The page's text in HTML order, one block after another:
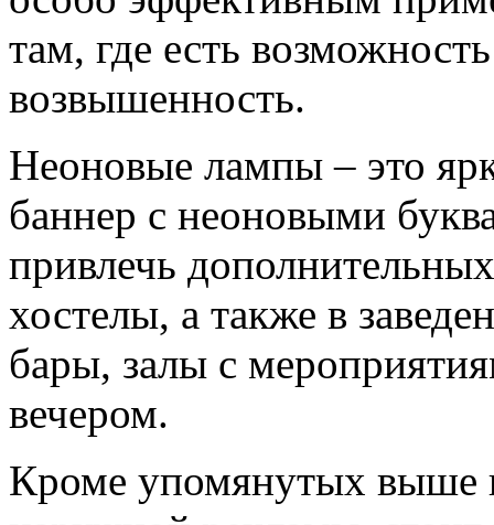
там, где есть
возвышенность.
Неоновые лампы – это
баннер с неоновыми
привлечь
хостелы, а также в
бары, залы с
вечером.
Кроме упомянутых выше